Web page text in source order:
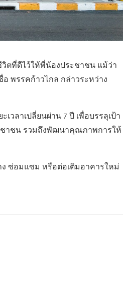
ตที่ดีไว้ให้พี่น้องประชาชน แม้ว่า
อ พรรคก้าวไกล กล่าวระหว่าง
วลาเปลี่ยนผ่าน 7 ปี เพื่อบรรลุเป้า
ชาชน รวมถึงพัฒนาคุณภาพการให้
ซ่อมแซม หรือต่อเติมอาคารใหม่